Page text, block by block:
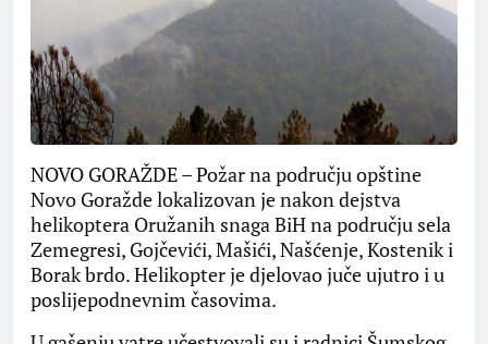
NOVO GORAŽDE – Požar na području opštine
Novo Goražde lokalizovan je nakon dejstva
helikoptera Oružanih snaga BiH na području sela
Zemegresi, Gojčevići, Mašići, Našćenje, Kostenik i
Borak brdo. Helikopter je djelovao juče ujutro i u
poslijepodnevnim časovima.